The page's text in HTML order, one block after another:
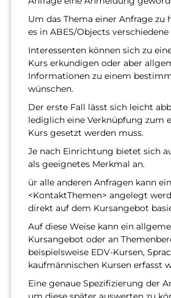
Um das Thema einer Anfrage
es in ABES/Objects
Interessenten können sich zu
Kurs erkundigen oder aber
Informationen zu einem
wünschen.
Der erste Fall lässt sich leicht
lediglich eine Verknüpfung zum
Kurs gesetzt werden muss.
Je nach Einrichtung bietet sich
als geeignetes Merkmal an.
ür alle anderen Anfragen kann
<KontaktThemen> angelegt
direkt auf dem Kursangebot
Auf diese Weise kann ein
Kursangebot oder an
beispielsweise EDV-Kursen,
kaufmännischen Kursen erfasst
Eine genaue Spezifizierung der